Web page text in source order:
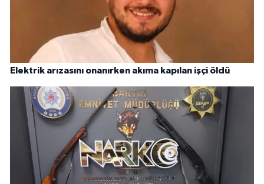
Elektrik arızasını onanırken akıma kapılan işçi öldü